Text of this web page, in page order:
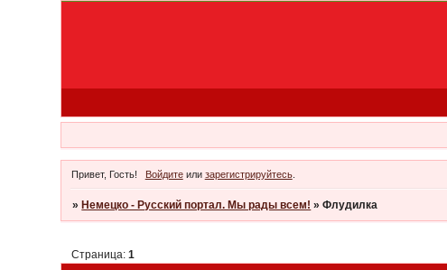
Привет, Гость! Войдитеили зарегистрируйтесь.
» Немецко - Русский портал. Мы рады всем! »Флудилка
Страница:1